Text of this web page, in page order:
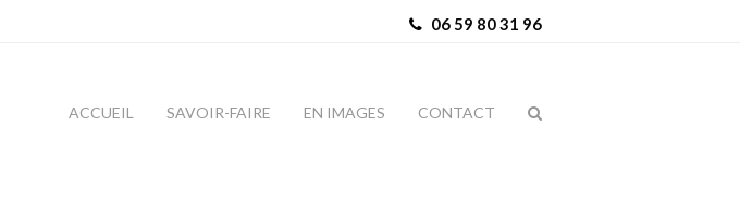
06 59 80 31 96
ACCUEIL SAVOIR-FAIRE EN IMAGES CONTACT